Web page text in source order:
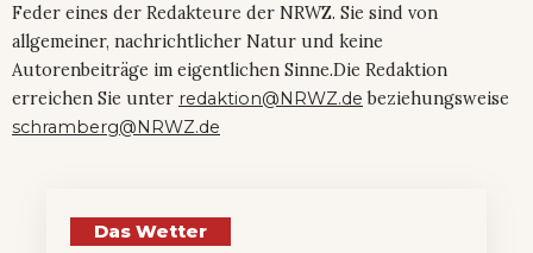
Feder eines der Redakteure der NRWZ. Sie sind von
allgemeiner, nachrichtlicher Natur und keine
Autorenbeiträge im eigentlichen Sinne.Die Redaktion
erreichen Sie unter redaktion@NRWZ.de beziehungsweise
schramberg@NRWZ.de
Das Wetter